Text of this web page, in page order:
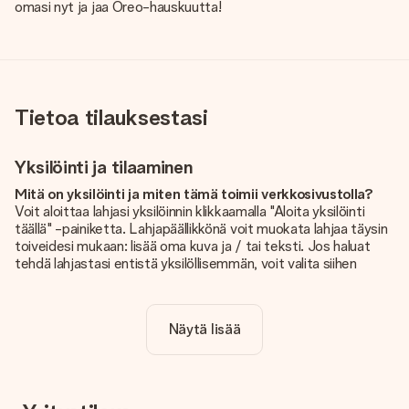
omasi nyt ja jaa Oreo-hauskuutta!
Tietoa tilauksestasi
Yksilöinti ja tilaaminen
Mitä on yksilöinti ja miten tämä toimii verkkosivustolla?
Voit aloittaa lahjasi yksilöinnin klikkaamalla "Aloita yksilöinti
täällä" -painiketta. Lahjapäällikkönä voit muokata lahjaa täysin
toiveidesi mukaan: lisää oma kuva ja / tai teksti. Jos haluat
tehdä lahjastasi entistä yksilöllisemmän, voit valita siihen
Sisältyykö yksilöinti hintaan?
Sivustolla näkyvä hinta sisältää lahjasi yksilöinnin. Hauskaa ja
Haluamme varmistaa, että olet täysin tyytyväinen lahjaasi.
Näytä lisää